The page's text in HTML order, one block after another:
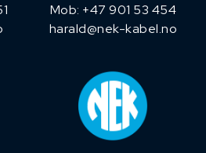
Mob: +47 901 53 454
harald@nek-kabel.no